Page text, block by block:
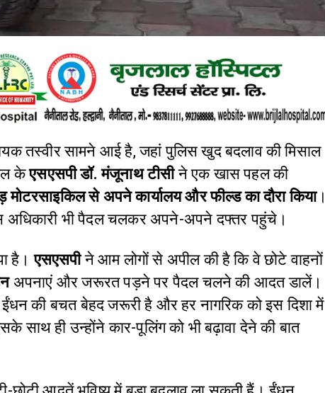
तस्वीर सामने आई है, जहां पुलिस खुद बदलाव की मिसाल
केएसएसपी डॉ. मंजूनाथ टीसीने एक खास पहल की
मोटरसाइकिल से अपने कार्यालय और फील्ड का दौरा किया।
अधिकारी भी पैदल चलकर अपने-अपने दफ्तर पहुंचे।
है। एसएसपीने आम लोगों से अपील की है कि वे छोटे वाहनों
अपनाएं और जरूरत पड़ने पर पैदल चलने की आदत डालें।
की बचत बेहद जरूरी है और हर नागरिक को इस दिशा में
साथ ही उन्होंने कार-पूलिंग को भी बढ़ावा देने की बात